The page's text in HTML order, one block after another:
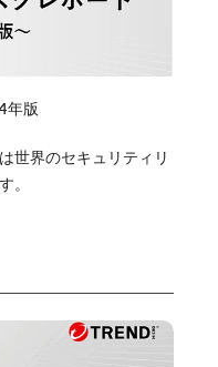
年版
世界のセキュリティリ
。